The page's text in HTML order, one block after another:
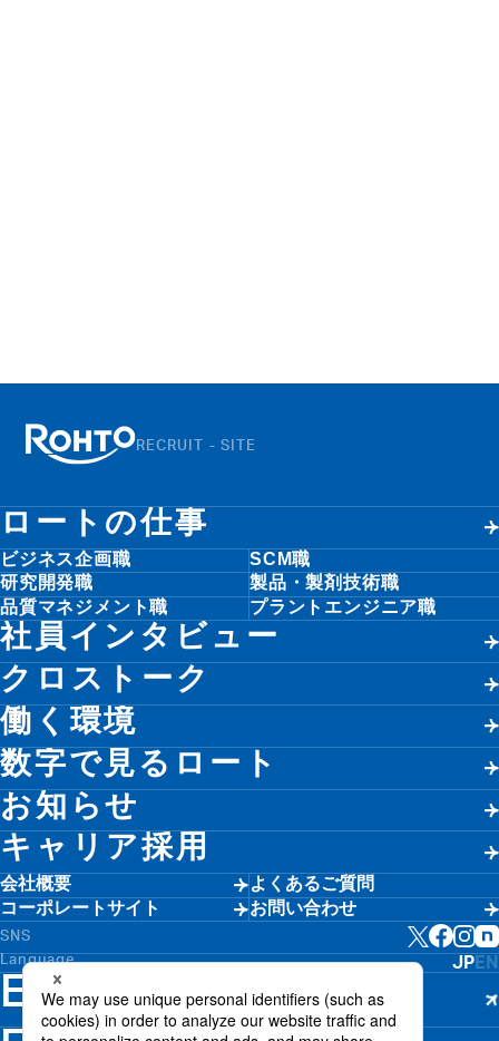
RECRUIT - SITE
ロートの仕事
ビジネス企画職
SCM職
研究開発職
製品・製剤技術職
品質マネジメント職
プラントエンジニア職
社員インタビュー
クロストーク
働く環境
数字で見るロート
お知らせ
キャリア採用
会社概要
よくあるご質問
コーポレートサイト
お問い合わせ
SNS
Language
JP EN
EVENTS